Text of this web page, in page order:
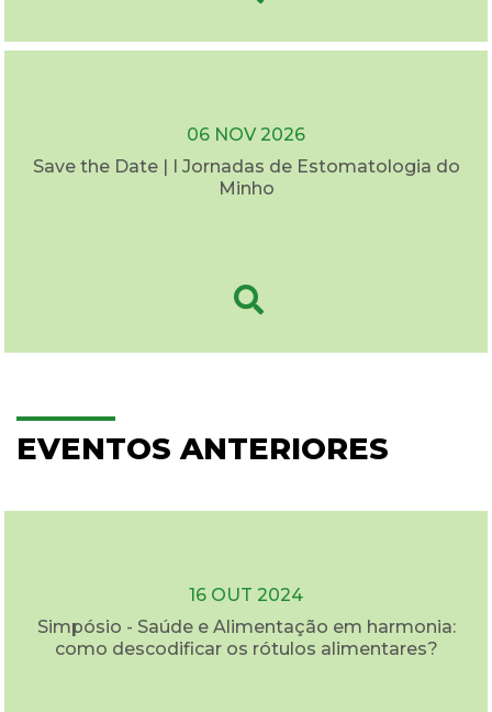
06 NOV 2026
Save the Date | I Jornadas de Estomatologia do
Minho
EVENTOS ANTERIORES
16 OUT 2024
Simpósio - Saúde e Alimentação em harmonia:
como descodificar os rótulos alimentares?